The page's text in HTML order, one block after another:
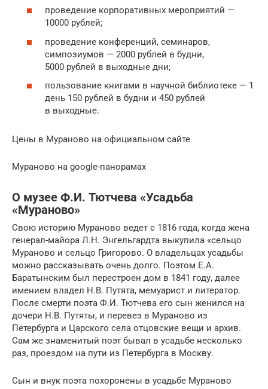
проведение корпоративных мероприятий —
10000 рублей;
проведение конференций, семинаров,
симпозиумов — 2000 рублей в будни,
5000 рублей в выходные дни;
пользование книгами в научной библиотеке — 1
день 150 рублей в будни и 450 рублей
в выходные.
Цены в Мураново на официальном сайте
Мураново на google-панорамах
О музее Ф.И. Тютчева «Усадьба
«Мураново»
Свою историю Мураново ведет с 1816 года, когда жена
генерал-майора Л.Н. Энгельгардта выкупила «сельцо
Мураново и сельцо Григорово. О владельцах усадьбы
можно рассказывать очень долго. Поэтом Е.А.
Баратынским был перестроен дом в 1841 году, далее
имением владел Н.В. Путята, мемуарист и литератор.
После смерти поэта Ф.И. Тютчева его сын женился на
дочери Н.В. Путяты, и перевез в Мураново из
Петербурга и Царского села отцовские вещи и архив.
Сам же знаменитый поэт бывал в усадьбе несколько
раз, проездом на пути из Петербурга в Москву.
Сын и внук поэта похоронены в усадьбе Мураново